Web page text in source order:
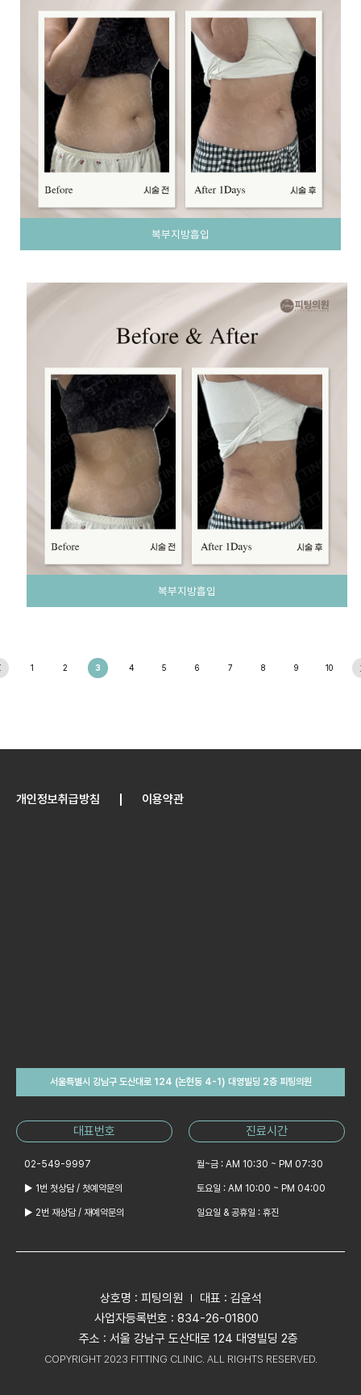
복부지방흡입
복부지방흡입
1 2 3 4 5 6 7 8 9 10
개인정보취급방침 이용약관
서울특별시 강남구 도산대로 124 (논현동 4-1) 대영빌딩 2층 피팅의원
대표번호
02-549-9997
▶ 1번 첫상담 / 첫예약문의
▶ 2번 재상담 / 재예약문의
진료시간
월~금 : AM 10:30 ~ PM 07:30
토요일 : AM 10:00 ~ PM 04:00
일요일 & 공휴일 : 휴진
상호명 : 피팅의원
대표 : 김윤석
사업자등록번호 : 834-26-01800
주소 : 서울 강남구 도산대로 124 대영빌딩 2층
COPYRIGHT 2023 FITTING CLINIC. ALL RIGHTS RESERVED.